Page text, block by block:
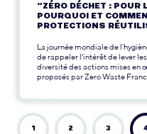
“ZÉRO DÉCHET : POUR
POURQUOI ET
PROTECTIONS
La journée mondiale de
de rappeler l'intérêt de lever
diversité des actions mises en
proposés par Zero Waste
1 2 3